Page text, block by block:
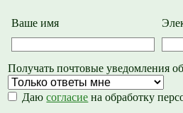
Ваше имя
Получать почтовые уведомления
Даюсогласие на обработку